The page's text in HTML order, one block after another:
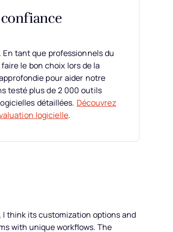
tant que professionnels du
le bon choix lors de la
pour aider notre
testé plus de 2 000 outils
détaillées. Découvrez
logicielle.
I think its customization options and
with unique workflows. The